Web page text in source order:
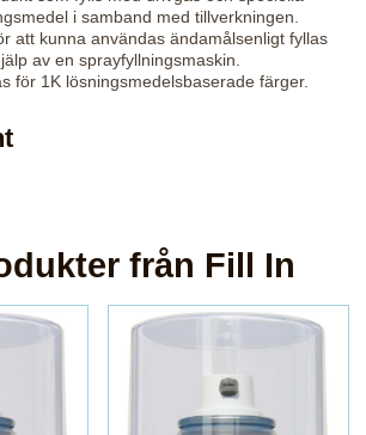
i samband med tillverkningen.
att kunna användas ändamålsenligt fyllas
av en sprayfyllningsmaskin.
för 1K lösningsmedelsbaserade färger.
från Fill In